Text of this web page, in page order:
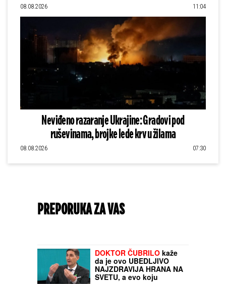
08.08.2026 11:04
Neviđeno razaranje Ukrajine: Gradovi pod
ruševinama, brojke lede krv u žilama
08.08.2026 07:30
PREPORUKA ZA VAS